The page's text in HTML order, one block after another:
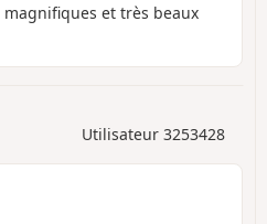
et très beaux
Utilisateur 3253428